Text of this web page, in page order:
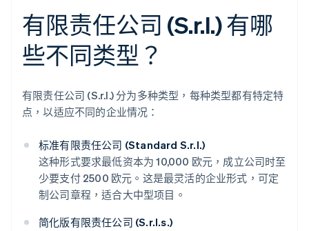
有限责任公司 (S.r.l.) 有哪
些不同类型？
有限责任公司 (S.r.l.) 分为多种类型，每种类型都有特定特
点，以适应不同的企业情况：
标准有限责任公司 (Standard S.r.l.)
这种形式要求最低资本为 10,000 欧元，成立公司时至
少要支付 2500 欧元。这是最灵活的企业形式，可定
制公司章程，适合大中型项目。
简化版有限责任公司 (S.r.l.s.)